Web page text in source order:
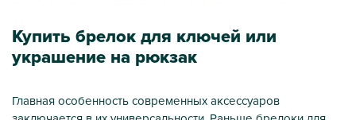
Купить брелок для ключей или
украшение на рюкзак
Главная особенность современных аксессуаров